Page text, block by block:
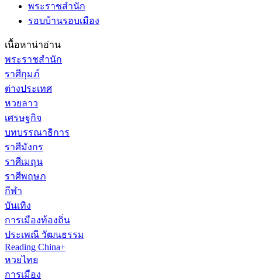
พระราชสำนัก
รอบบ้านรอบเมือง
เนื้อหาน่าอ่าน
พระราชสำนัก
ราศีกุมภ์
ต่างประเทศ
หวยลาว
เศรษฐกิจ
บทบรรณาธิการ
ราศีมังกร
ราศีเมถุน
ราศีพฤษภ
กีฬา
บันเทิง
การเมืองท้องถิ่น
ประเพณี วัฒนธรรม
Reading China+
หวยไทย
การเมือง